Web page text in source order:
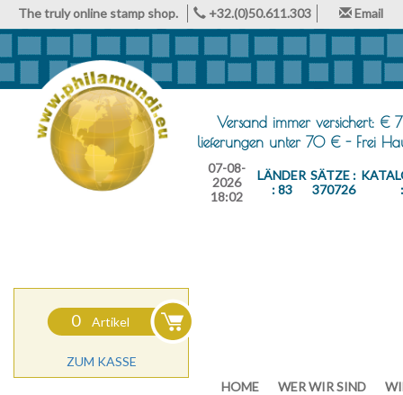
The truly online stamp shop. +32.(0)50.611.303 Email
Versand immer versichert: €
lieferungen unter 70 € - Frei
07-08-
2026
18:02
LÄNDER
: 83
SÄTZE :
370726
0 Artikel
ZUM KASSE
HOME
WER WIR SIND